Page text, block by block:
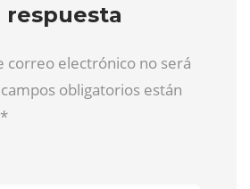
respuesta
correo electrónico no será
obligatorios están
*